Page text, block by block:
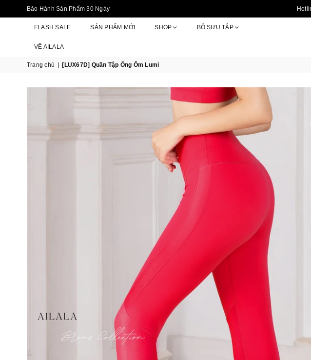
Bảo Hành Sản Phẩm 30 Ngày
FLASH SALE SẢN PHẨM MỚI SHOP BỘ SƯU TẬP
VỀ AILALA
Trang chủ [LUX67D] Quần Tập Ống Ôm Lumi